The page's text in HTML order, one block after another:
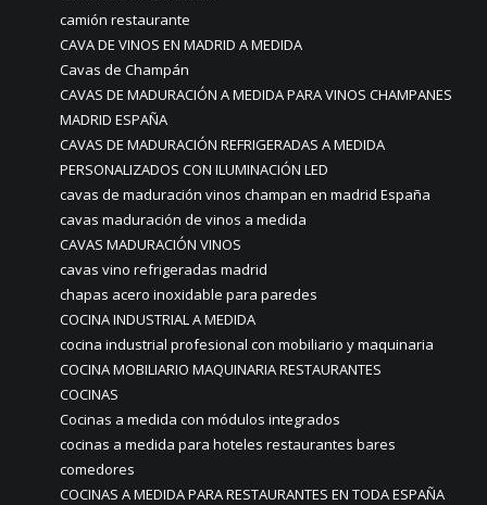
camión restaurante
CAVA DE VINOS EN MADRID A MEDIDA
Cavas de Champán
CAVAS DE MADURACIÓN A MEDIDA PARA VINOS CHAMPANES
MADRID ESPAÑA
CAVAS DE MADURACIÓN REFRIGERADAS A MEDIDA
PERSONALIZADOS CON ILUMINACIÓN LED
cavas de maduración vinos champan en madrid España
cavas maduración de vinos a medida
CAVAS MADURACIÓN VINOS
cavas vino refrigeradas madrid
chapas acero inoxidable para paredes
COCINA INDUSTRIAL A MEDIDA
cocina industrial profesional con mobiliario y maquinaria
COCINA MOBILIARIO MAQUINARIA RESTAURANTES
COCINAS
Cocinas a medida con módulos integrados
cocinas a medida para hoteles restaurantes bares
comedores
COCINAS A MEDIDA PARA RESTAURANTES EN TODA ESPAÑA